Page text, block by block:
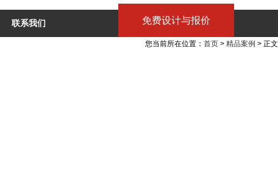
免费设计与报价
联系我们
您当前所在位置： 首页 > 精品案例 > 正文